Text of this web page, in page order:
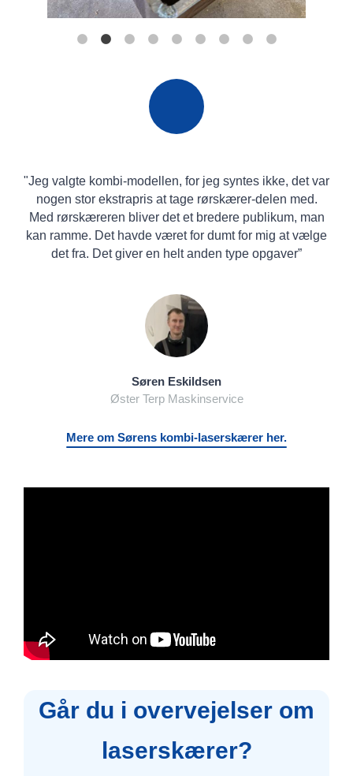
"Jeg valgte kombi-modellen, for jeg syntes ikke, det var
nogen stor ekstrapris at tage rørskærer-delen med.
Med rørskæreren bliver det et bredere publikum, man
kan ramme. Det havde været for dumt for mig at vælge
det fra. Det giver en helt anden type opgaver”
Søren Eskildsen
Øster Terp Maskinservice
Mere om Sørens kombi-laserskærer her.
Går du i overvejelser om
laserskærer?